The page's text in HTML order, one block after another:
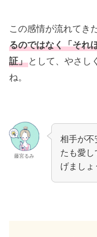
この感情が流れてき
るのではなく「それ
証」として、やさし
ね。
藤宮るみ
相手が不
たも愛し
げましょ